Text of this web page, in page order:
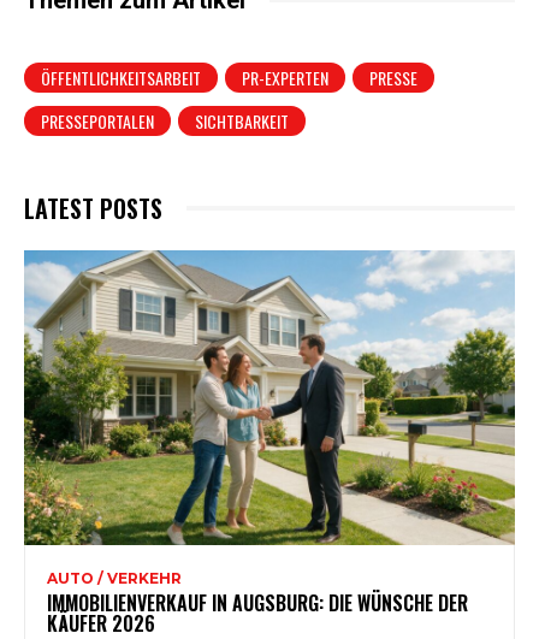
ÖFFENTLICHKEITSARBEIT PR-EXPERTEN
PRESSE
PRESSEPORTALEN
SICHTBARKEIT
LATEST POSTS
AUTO / VERKEHR
IMMOBILIENVERKAUF IN AUGSBURG: DIE WÜNSCHE DER
KÄUFER 2026